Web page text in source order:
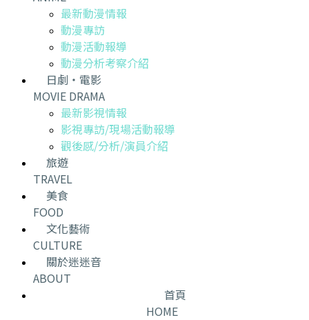
最新動漫情報
動漫專訪
動漫活動報導
動漫分析考察介紹
日劇・電影
MOVIE DRAMA
最新影視情報
影視專訪/現場活動報導
觀後感/分析/演員介紹
旅遊
TRAVEL
美食
FOOD
文化藝術
CULTURE
關於迷迷音
ABOUT
首頁
HOME